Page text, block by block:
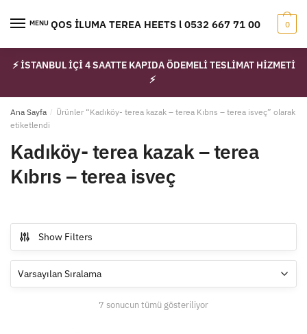
MENUIQOS İLUMA TEREA HEETS l 0532 667 71 00 0
⚡ İSTANBUL İÇİ 4 SAATTE KAPIDA ÖDEMELİ TESLİMAT HİZMETİ
⚡
Ana Sayfa / Ürünler “Kadıköy- terea kazak – terea Kıbrıs – terea isveç” olarak
etiketlendi
Kadıköy- terea kazak – terea
Kıbrıs – terea isveç
Show Filters
7 sonucun tümü gösteriliyor